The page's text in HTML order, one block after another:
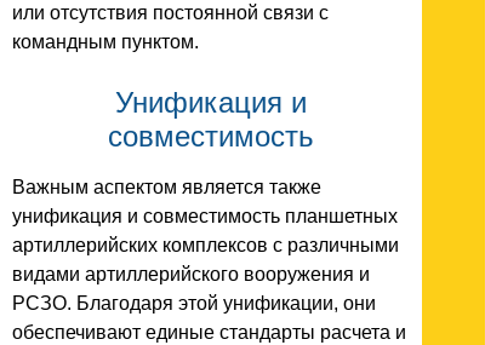
или отсутствия постоянной связи с
командным пунктом.
Унификация и
совместимость
Важным аспектом является также
унификация и совместимость планшетных
артиллерийских комплексов с различными
видами артиллерийского вооружения и
РСЗО. Благодаря этой унификации, они
обеспечивают единые стандарты расчета и